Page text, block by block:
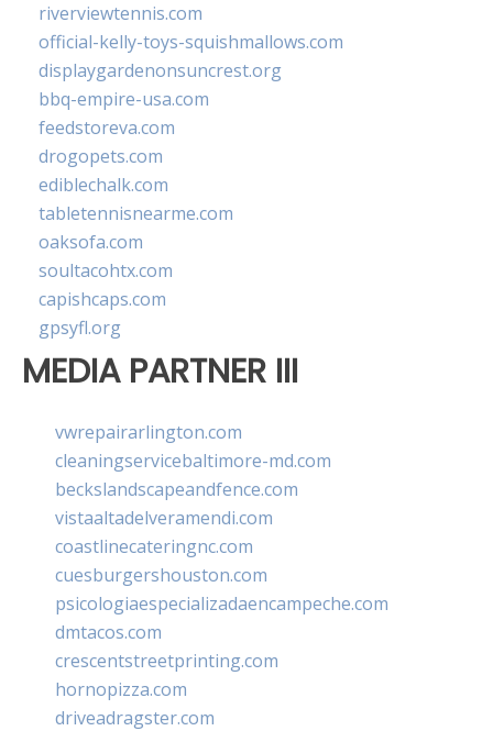
riverviewtennis.com
official-kelly-toys-squishmallows.com
displaygardenonsuncrest.org
bbq-empire-usa.com
feedstoreva.com
drogopets.com
ediblechalk.com
tabletennisnearme.com
oaksofa.com
soultacohtx.com
capishcaps.com
gpsyfl.org
MEDIA PARTNER III
vwrepairarlington.com
cleaningservicebaltimore-md.com
beckslandscapeandfence.com
vistaaltadelveramendi.com
coastlinecateringnc.com
cuesburgershouston.com
psicologiaespecializadaencampeche.com
dmtacos.com
crescentstreetprinting.com
hornopizza.com
driveadragster.com